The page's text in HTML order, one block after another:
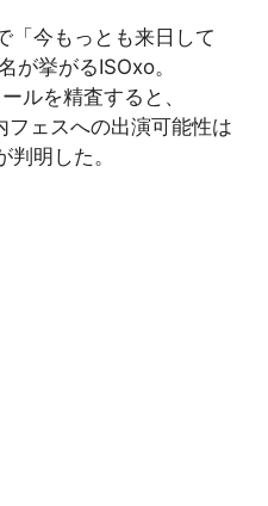
「今もっとも来日して
が挙がるISOxo。
ルを精査すると、
ェスへの出演可能性は
明した。